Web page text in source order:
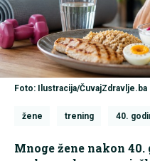
Foto: Ilustracija/ČuvajZdravlje.ba
žene trening 40.
Mnoge žene nakon